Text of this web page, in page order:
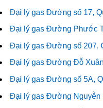
Đại lý gas Đường số 17,
Đại lý gas Đường Phước
Đại lý gas Đường số 207,
Đại lý gas Đường Đỗ
Đại lý gas Đường số 5A,
Đại lý gas Đường Nguyễn